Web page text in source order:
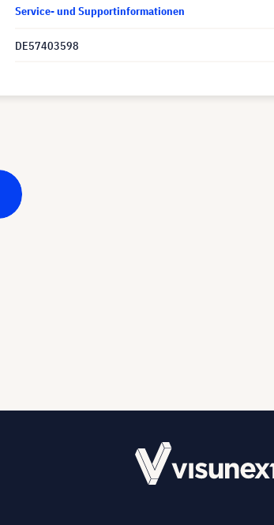
Service- und Supportinformationen
DE57403598